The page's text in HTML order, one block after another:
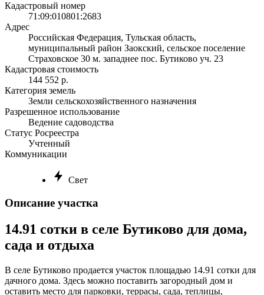
Кадастровый номер
71:09:010801:2683
Адрес
Российская Федерация, Тульская область,
муниципальный район Заокский, сельское поселение
Страховское 30 м. западнее пос. Бутиково уч. 23
Кадастровая стоимость
144 552 р.
Категория земель
Земли сельскохозяйственного назначения
Разрешенное использование
Ведение садоводства
Статус Росреестра
Учтенный
Коммуникации
Свет
Описание участка
14.91 сотки в селе Бутиково для дома,
сада и отдыха
В селе Бутиково продается участок площадью 14.91 сотки для
дачного дома. Здесь можно поставить загородный дом и
оставить место для парковки, террасы, сада, теплицы,